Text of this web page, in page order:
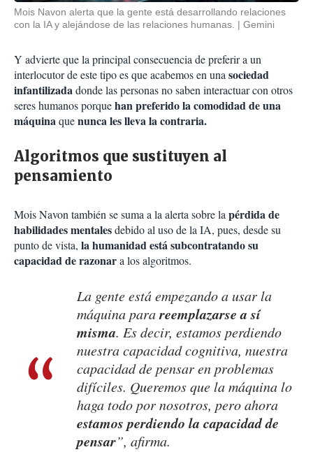
Mois Navon alerta que la gente está desarrollando relaciones
con la IA y alejándose de las relaciones humanas.
Gemini
Y advierte que la principal consecuencia de preferir a un
interlocutor de este tipo es que acabemos en unasociedad
infantilizadadonde las personas no saben interactuar con otros
seres humanos porquehan preferido la comodidad de una
máquinaquenunca les lleva la contraria.
Algoritmos que sustituyen al
pensamiento
Mois Navon también se suma a la alerta sobre lapérdida de
habilidades mentalesdebido al uso de la IA, pues, desde su
punto de vista, la humanidad está subcontratando su
capacidad de razonara los algoritmos.
La gente está empezando a usar la
máquina parareemplazarse a sí
misma. Es decir, estamos perdiendo
nuestra capacidad cognitiva, nuestra
capacidad de pensar en problemas
difíciles. Queremos que la máquina lo
haga todo por nosotros, pero ahora
estamos perdiendo la capacidad de
pensar”, afirma.